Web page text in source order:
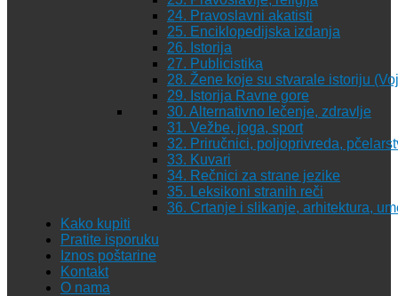
24. Pravoslavni akatisti
25. Enciklopedijska izdanja
26. Istorija
27. Publicistika
28. Žene koje su stvarale istoriju
29. Istorija Ravne gore
30. Alternativno lečenje, zdravlje
31. Vežbe, joga, sport
32. Priručnici, poljoprivreda,
33. Kuvari
34. Rečnici za strane jezike
35. Leksikoni stranih reči
36. Crtanje i slikanje, arhitektura,
Kako kupiti
Pratite isporuku
Iznos poštarine
Kontakt
O nama